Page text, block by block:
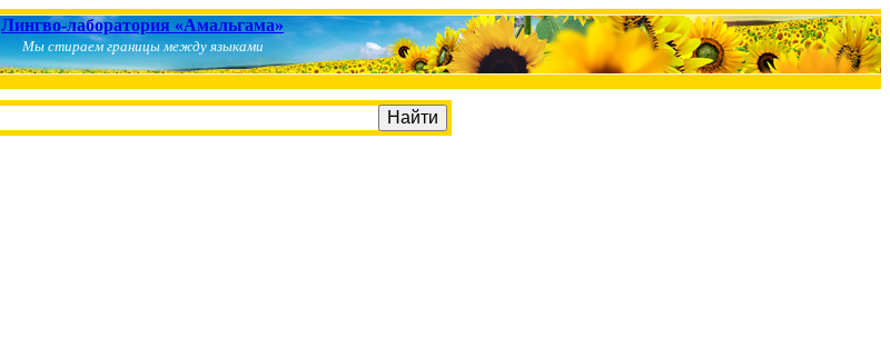
Лингво-лаборатория «Амальгама»
Мы стираем границы между языками